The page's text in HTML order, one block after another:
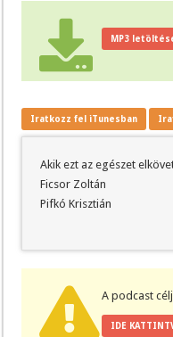
MP3
Iratkozz fel iTunesban
Akik ezt az egészet
Ficsor Zoltán
Pifkó Krisztián
A podcast
IDE